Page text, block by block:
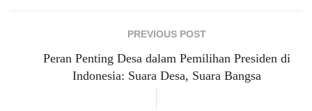
PREVIOUS POST
Peran Penting Desa dalam Pemilihan Presiden di
Indonesia: Suara Desa, Suara Bangsa